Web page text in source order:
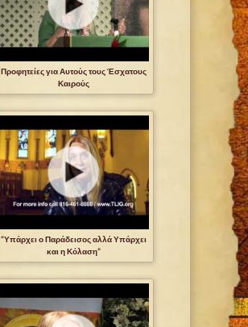
Προφητείες για Αυτούς τους Έσχατους
Καιρούς
“Υπάρχει ο Παράδεισος αλλά Υπάρχει
και η Κόλαση”